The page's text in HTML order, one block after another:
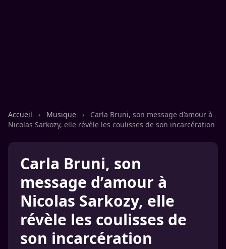
Accueil › Musique ›
Carla Bruni, son message d’amour à
Nicolas Sarkozy, elle révèle les coulisses de son incarcération
Carla Bruni, son
message d’amour à
Nicolas Sarkozy, elle
révèle les coulisses de
son incarcération